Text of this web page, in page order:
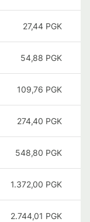
27,44 PGK
54,88 PGK
109,76 PGK
274,40 PGK
548,80 PGK
1.372,00 PGK
2.744,01 PGK